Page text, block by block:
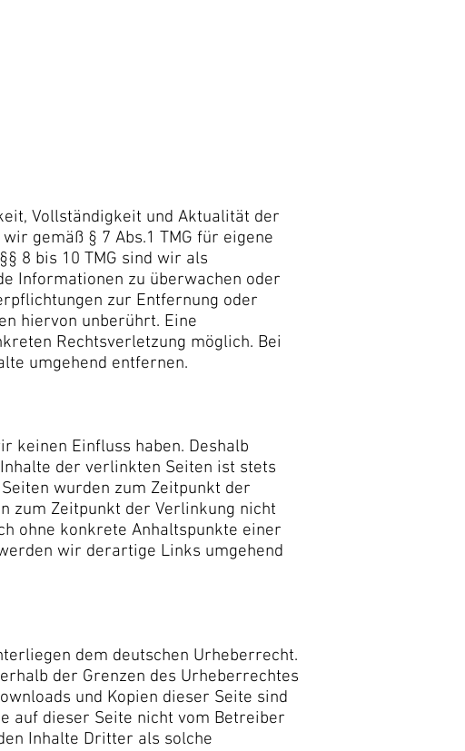
Vollständigkeit und Aktualität der
gemäß § 7 Abs.1 TMG für eigene
8 bis 10 TMG sind wir als
Informationen zu überwachen oder
zur Entfernung oder
hiervon unberührt. Eine
Rechtsverletzung möglich. Bei
umgehend entfernen.
keinen Einfluss haben. Deshalb
der verlinkten Seiten ist stets
wurden zum Zeitpunkt der
zum Zeitpunkt der Verlinkung nicht
ohne konkrete Anhaltspunkte einer
wir derartige Links umgehend
dem deutschen Urheberrecht.
der Grenzen des Urheberrechtes
und Kopien dieser Seite sind
auf dieser Seite nicht vom Betreiber
Inhalte Dritter als solche